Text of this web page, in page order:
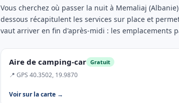
Vous cherchez où passer la nuit à Memaliaj
dessous récapitulent les services sur place et
vaut arriver en fin d'après-midi : les emplacements
Aire de camping-car Gratuit
📍 GPS 40.3502, 19.9870
Voir sur la carte →